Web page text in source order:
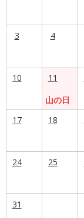
3 4
10
11
山の日
17
18
24 25
31